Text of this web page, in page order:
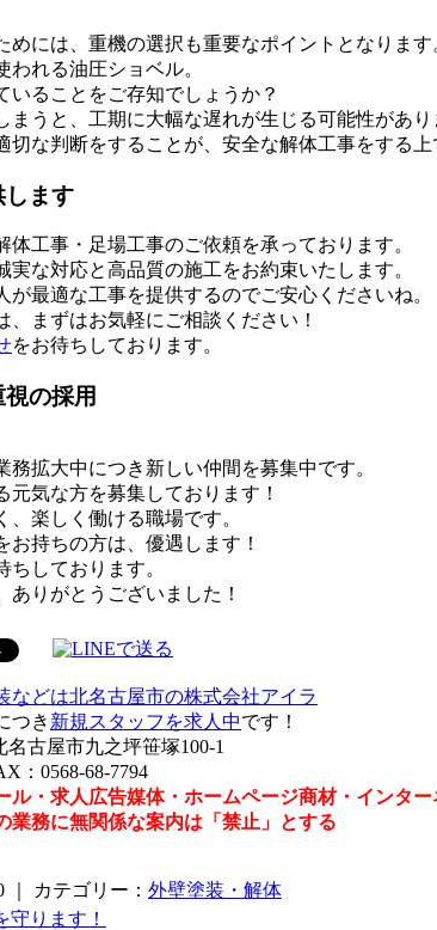
めには、重機の選択も重要なポイントとなります
れる油圧ショベル。
いることをご存知でしょうか？
まうと、工期に大幅な遅れが生じる可能性があり
切な判断をすることが、安全な解体工事をする上
します
体工事・足場工事のご依頼を承っております。
実な対応と高品質の施工をお約束いたします。
が最適な工事を提供するのでご安心くださいね。
、まずはお気軽にご相談ください！
をお待ちしております。
の採用
務拡大中につき新しい仲間を募集中です。
元気な方を募集しております！
、楽しく働ける職場です。
お持ちの方は、優遇します！
ちしております。
りがとうございました！
などは北名古屋市の株式会社アイラ
つき 新規スタッフを求人中です！
古屋市九之坪笹塚100-1
：0568-68-7794
ル・求人広告媒体・ホームページ商材・インタ
業務に無関係な案内は「禁止」とする
｜ カテゴリー： 外壁塗装・解体
ります！